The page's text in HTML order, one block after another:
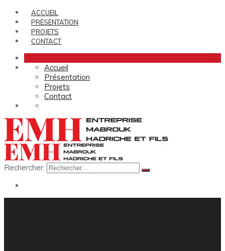
ACCUEIL
PRÉSENTATION
PROJETS
CONTACT
Accueil
Présentation
Projets
Contact
Rechercher: